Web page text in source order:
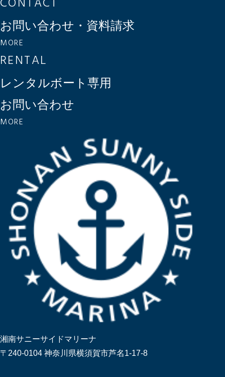
お問い合わせ・資料請求
MORE
RENTAL
レンタルボート専用
お問い合わせ
MORE
湘南サニーサイドマリーナ
〒240-0104 神奈川県横須賀市芦名1-17-8